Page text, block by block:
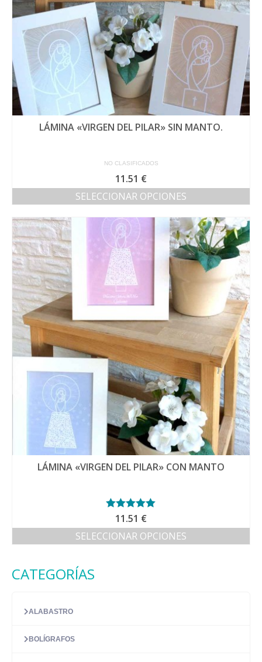
LÁMINA «VIRGEN DEL PILAR» SIN MANTO.
NO CLASIFICADOS
11.51 €
SELECCIONAR OPCIONES
producto
tiene
múltiples
variantes.
Las
opciones
pueden
la
de
producto
LÁMINA «VIRGEN DEL PILAR» CON MANTO
Valorado con
5.00de 5
11.51 €
SELECCIONAR OPCIONES
CATEGORÍAS
ALABASTRO
BOLÍGRAFOS